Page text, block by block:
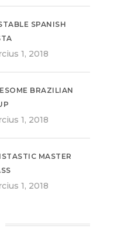
SPANISH
1, 2018
BRAZILIAN
1, 2018
MASTER
1, 2018